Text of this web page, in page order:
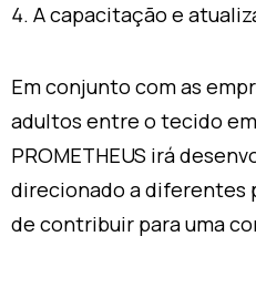
A capacitação e
Em conjunto com as
adultos entre o tecido
PROMETHEUS irá
direcionado a diferentes
de contribuir para uma